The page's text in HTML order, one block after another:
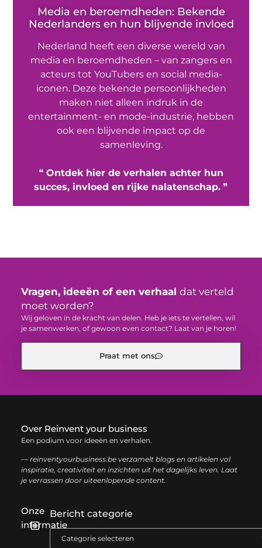
Media en beroemdheden: Bekende
Nederlanders en hun blijvende invloed
Nederland heeft een diverse wereld van
media en beroemdheden – van zangers en
acteurs tot YouTubers en social media-
iconen. Deze bekende persoonlijkheden
maken niet alleen indruk in de
entertainment- en mode-industrie, hebben
ook een blijvende impact op de
samenleving.
❝ Ontdek hier de verhalen achter hun
succes, invloed en rijke nalatenschap. ❞
Vragen, ideeën of een verhaal dat verteld
moet worden?
Wij geloven in de kracht van delen. Heb je iets te vertellen, wil
je samenwerken, of gewoon even contact? Laat van je horen!
Praat met ons
Over Reinvent your business
Een podium voor ideeën en verhalen.
— reinventyourbusiness.be verzamelt blogs en artikelen vol
inspiratie, creativiteit en inzichten uit het dagelijks leven. Laat
je verrassen door uiteenlopende content.
Onze
informatie
Bericht categorie